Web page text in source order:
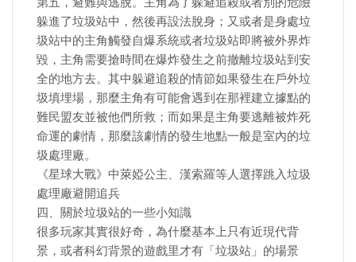
躲進了垃圾站中，然後再設法脫身；又或者是身處垃
圾站中的主角觸發自爆系統或者垃圾站即將被外界炸
毀，主角需要搶時間在爆炸發生之前撤離垃圾站到安
全的地方去。其中躲避追殺的情節如果發生在戶外垃
圾填埋場，那麼主角有可能會遇到在那裡建立據點的
難民盟友並被他們所救；而如果是主角要逃離被炸死
命運的劇情，那麼該劇情的發生地點一般是室內的垃
圾處理廠。
《星球大戰》中萊婭公主、漢索羅等人選擇跳入垃圾
處理廠避開追兵
四、關於垃圾站的一些小知識
很多玩家其實很好奇，為什麼基本上只有近現代背
景，或者科幻背景的遊戲里才有「垃圾站」的場景